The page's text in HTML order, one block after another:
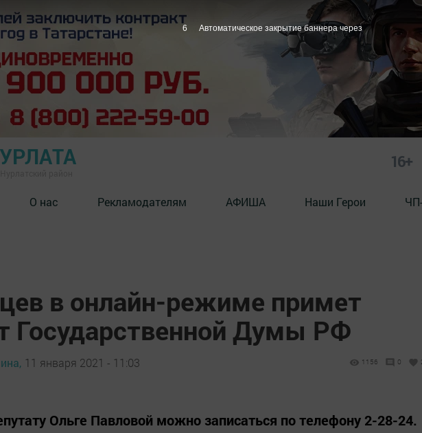
16+
О нас Рекламодателям АФИША Наши Герои
в онлайн-режиме примет
Государственной Думы РФ
11 января 2021 - 11:03 1156 0
Ольге Павловой можно записаться по телефону 2-28-24.
5 Автоматическое закрытие баннера через